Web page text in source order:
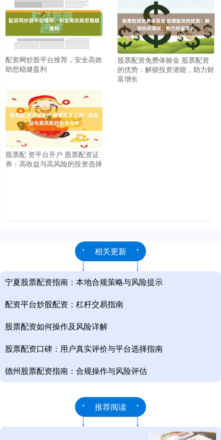
配资网炒股平台推荐，安全高效
助您稳健盈利
股票配资免费体验金 股票配资
的优势：解锁投资潜能，助力财
富增长
股票配 资平台开户 股票配资证
券：高收益与高风险的投资选择
相关更新
宁夏股票配资指南：本地合规策略与风险提示
配资平台炒股配资：杠杆交易指南
股票配资如何操作及风险详解
股票配资口碑：用户真实评价与平台选择指南
德州股票配资指南：合规操作与风险评估
推荐阅读